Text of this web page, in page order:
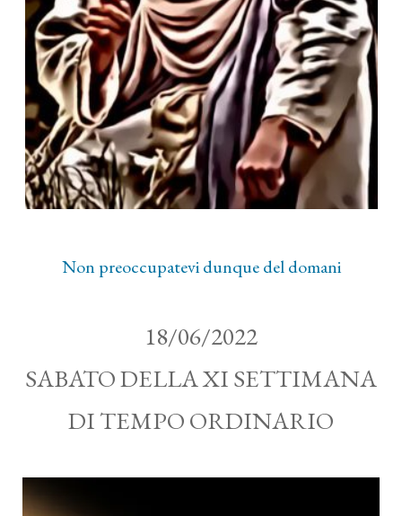
Non preoccupatevi dunque del domani
18/06/2022
SABATO DELLA XI SETTIMANA
DI TEMPO ORDINARIO